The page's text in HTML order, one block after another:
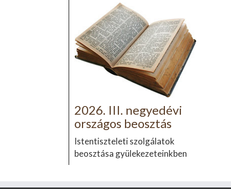
2026. III. negyedévi
országos beosztás
Istentiszteleti szolgálatok
beosztása gyülekezeteinkben